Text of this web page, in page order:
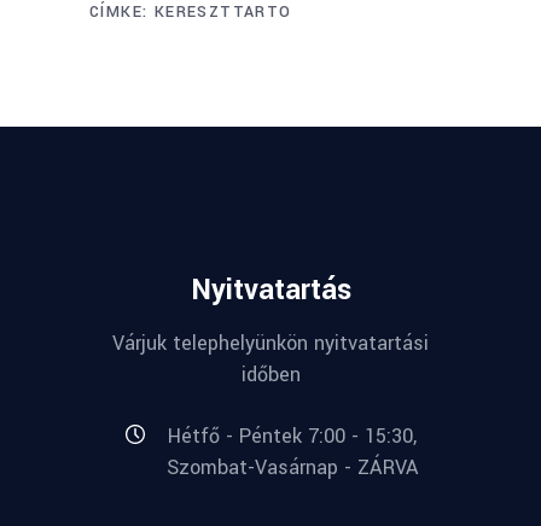
CÍMKE: KERESZTTARTO
Nyitvatartás
Várjuk telephelyünkön nyitvatartási
időben
Hétfő - Péntek 7:00 - 15:30,
Szombat-Vasárnap - ZÁRVA